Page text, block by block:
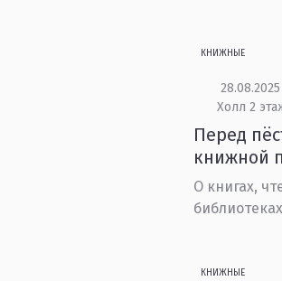
КНИЖНЫЕ
Холл 2
Перед
книжной
О книгах,
библиотеках
КНИЖНЫЕ